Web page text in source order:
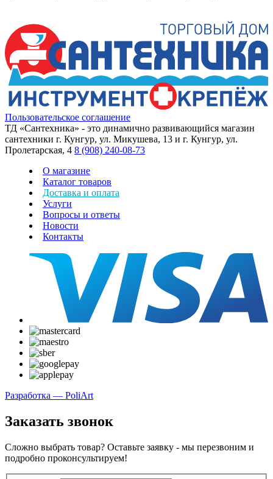
Пользовательское соглашение
ТД «Сантехника» - это динамично развивающийся магазин
сантехники г. Кунгур, ул. Микушева, 13 и г. Кунгур, ул.
Пролетарская, 4 8 (908) 240-08-73
О магазине
Каталог товаров
Доставка и оплата
Услуги
Вопросы и ответы
Новости
Контакты
Разработка — PoliArt
Заказать звонок
Сложно выбрать товар? Оставьте заявку - мы перезвоним и
подробно проконсультируем!